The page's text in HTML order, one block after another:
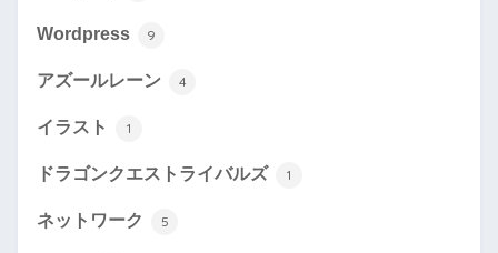
Wordpress 9
アズールレーン 4
イラスト 1
ドラゴンクエストライバルズ 1
ネットワーク 5